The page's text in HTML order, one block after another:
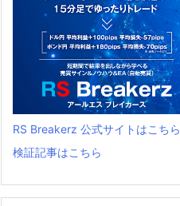
RS Breakerz 公式サイトはこちら
検証記事はこちら